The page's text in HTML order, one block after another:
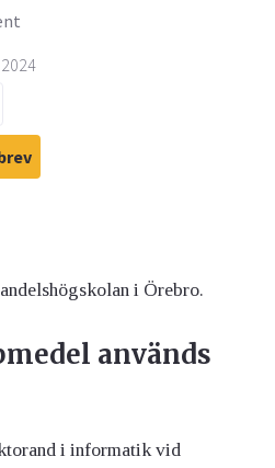
i Örebro.
används
i informatik vid